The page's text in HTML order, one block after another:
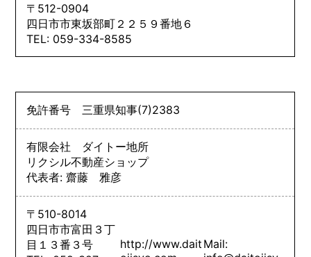
〒512-0904
四日市市東坂部町２２５９番地６
TEL: 059-334-8585
免許番号 三重県知事(7)2383
有限会社 ダイトー地所
リクシル不動産ショップ
代表者: 齋藤 雅彦
〒510-8014
四日市市富田３丁
目１３番３号
http://www.dait Mail: